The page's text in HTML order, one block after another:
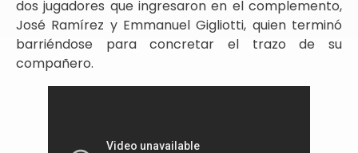
dos jugadores que ingresaron en el complemento,
José Ramírez y Emmanuel Gigliotti, quien terminó
barriéndose para concretar el trazo de su
compañero.